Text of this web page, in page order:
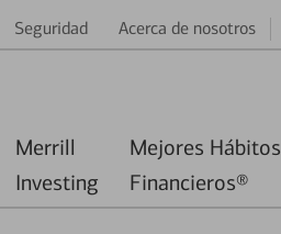
Seguridad Acerca de nosotros
Merrill
Investing
Mejores Hábitos
Financieros®